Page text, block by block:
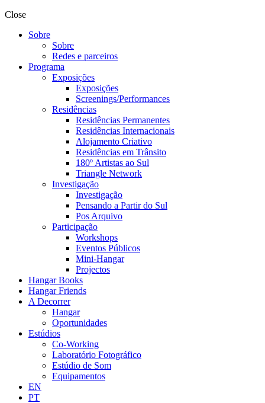
Close
Sobre
Sobre
Redes e parceiros
Programa
Exposições
Exposições
Screenings/Performances
Residências
Residências Permanentes
Residências Internacionais
Alojamento Criativo
Residências em Trânsito
180º Artistas ao Sul
Triangle Network
Investigação
Investigação
Pensando a Partir do Sul
Pos Arquivo
Participação
Workshops
Eventos Públicos
Mini-Hangar
Projectos
Hangar Books
Hangar Friends
A Decorrer
Hangar
Oportunidades
Estúdios
Co-Working
Laboratório Fotográfico
Estúdio de Som
Equipamentos
EN
PT